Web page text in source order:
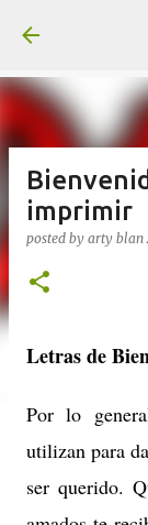
imprimir
posted by arty blan
Letras de
Por lo
utilizan para
ser querido.